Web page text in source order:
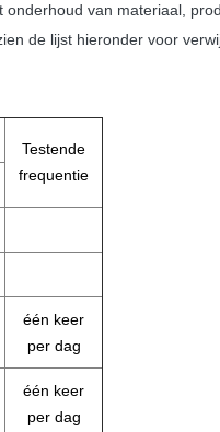
van materiaal,
de lijst hieronder voor
Testende
frequentie
één keer
per dag
één keer
per dag